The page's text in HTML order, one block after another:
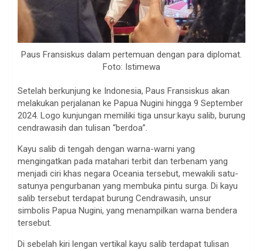
Paus Fransiskus dalam pertemuan dengan para diplomat.
Foto: Istimewa
Setelah berkunjung ke Indonesia, Paus Fransiskus akan
melakukan perjalanan ke Papua Nugini hingga 9 September
2024. Logo kunjungan memiliki tiga unsur:kayu salib, burung
cendrawasih dan tulisan “berdoa”.
Kayu salib di tengah dengan warna-warni yang
mengingatkan pada matahari terbit dan terbenam yang
menjadi ciri khas negara Oceania tersebut, mewakili satu-
satunya pengurbanan yang membuka pintu surga. Di kayu
salib tersebut terdapat burung Cendrawasih, unsur
simbolis Papua Nugini, yang menampilkan warna bendera
tersebut.
Di sebelah kiri lengan vertikal kayu salib terdapat tulisan